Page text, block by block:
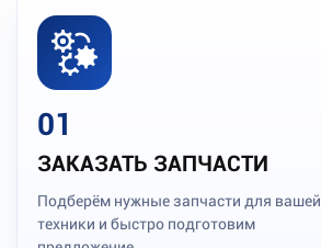
01
ЗАКАЗАТЬ ЗАПЧАСТИ
Подберём нужные запчасти для вашей
техники и быстро подготовим